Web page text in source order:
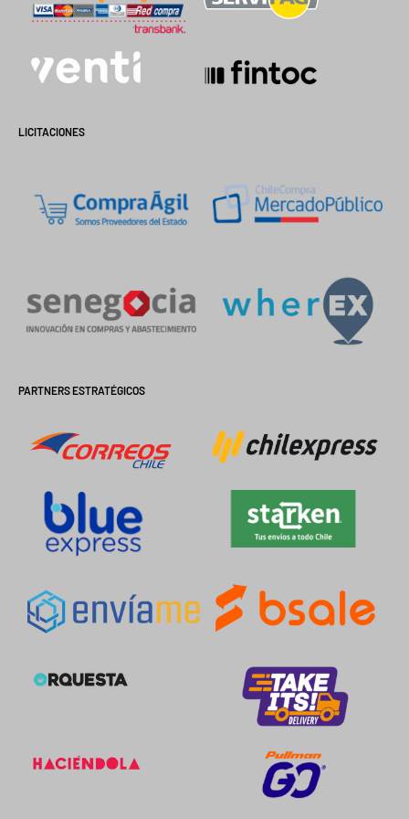
LICITACIONES
PARTNERS ESTRATÉGICOS